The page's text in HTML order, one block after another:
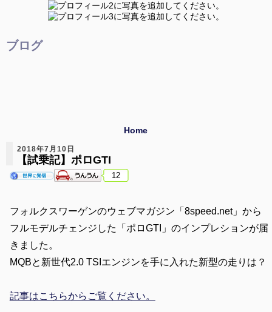
ブログ
Home
2018年7月10日
【試乗記】ポロGTI
12
フォルクスワーゲンのウェブマガジン「8speed.net」から
フルモデルチェンジした「ポロGTI」のインプレションが届
きました。
MQBと新世代2.0 TSIエンジンを手に入れた新型の走りは？
記事はこちらからご覧ください。